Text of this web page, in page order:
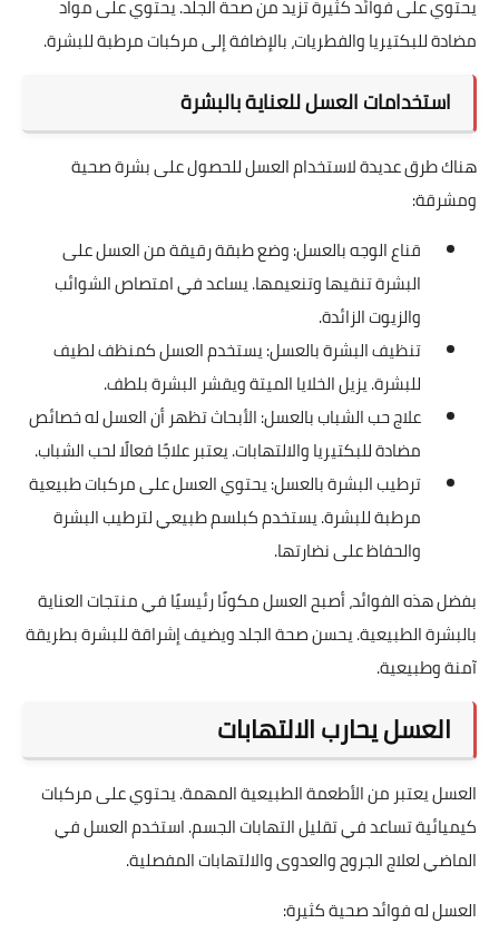
يحتوي على فوائد كثيرة تزيد من صحة الجلد. يحتوي على مواد
مضادة للبكتيريا والفطريات، بالإضافة إلى مركبات مرطبة للبشرة.
استخدامات العسل للعناية بالبشرة
هناك طرق عديدة لاستخدام العسل للحصول على بشرة صحية
ومشرقة:
قناع الوجه بالعسل: وضع طبقة رقيقة من العسل على
البشرة تنقيها وتنعيمها. يساعد في امتصاص الشوائب
والزيوت الزائدة.
تنظيف البشرة بالعسل: يستخدم العسل كمنظف لطيف
للبشرة. يزيل الخلايا الميتة ويقشر البشرة بلطف.
علاج حب الشباب بالعسل: الأبحاث تظهر أن العسل له خصائص
مضادة للبكتيريا والالتهابات. يعتبر علاجًا فعالًا لحب الشباب.
ترطيب البشرة بالعسل: يحتوي العسل على مركبات طبيعية
مرطبة للبشرة. يستخدم كبلسم طبيعي لترطيب البشرة
والحفاظ على نضارتها.
بفضل هذه الفوائد، أصبح العسل مكونًا رئيسيًا في منتجات العناية
بالبشرة الطبيعية. يحسن صحة الجلد ويضيف إشراقة للبشرة بطريقة
آمنة وطبيعية.
العسل يحارب الالتهابات
العسل يعتبر من الأطعمة الطبيعية المهمة. يحتوي على مركبات
كيميائية تساعد في تقليل التهابات الجسم. استخدم العسل في
الماضي لعلاج الجروح والعدوى والالتهابات المفصلية.
العسل له فوائد صحية كثيرة: